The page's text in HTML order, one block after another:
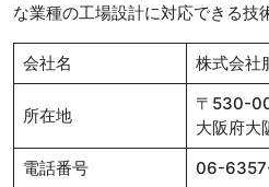
な業種の工場設計に対応できる技
会社名 株式会社
所在地
〒530-
大阪府
電話番号
06-